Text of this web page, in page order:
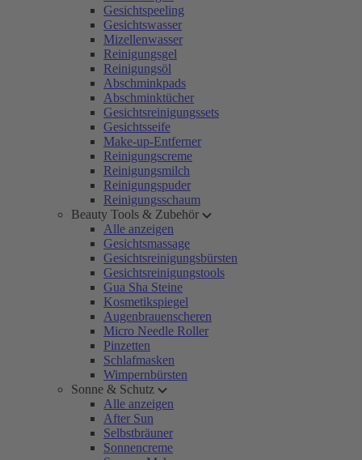
Gesichtspeeling
Gesichtswasser
Mizellenwasser
Reinigungsgel
Reinigungsöl
Abschminkpads
Abschminktücher
Gesichtsreinigungssets
Gesichtsseife
Make-up-Entferner
Reinigungscreme
Reinigungsmilch
Reinigungspuder
Reinigungsschaum
Beauty Tools & Zubehör
Alle anzeigen
Gesichtsmassage
Gesichtsreinigungsbürsten
Gesichtsreinigungstools
Gua Sha Steine
Kosmetikspiegel
Augenbrauenscheren
Micro Needle Roller
Pinzetten
Schlafmasken
Wimpernbürsten
Sonne & Schutz
Alle anzeigen
After Sun
Selbstbräuner
Sonnencreme